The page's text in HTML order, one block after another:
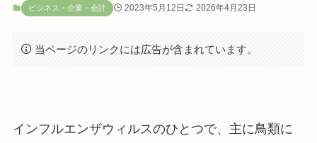
ビジネス・企業・会計 2023年5月12日 2026年4月23日
当ページのリンクには広告が含まれています。
インフルエンザウィルスのひとつで、主に鳥類に